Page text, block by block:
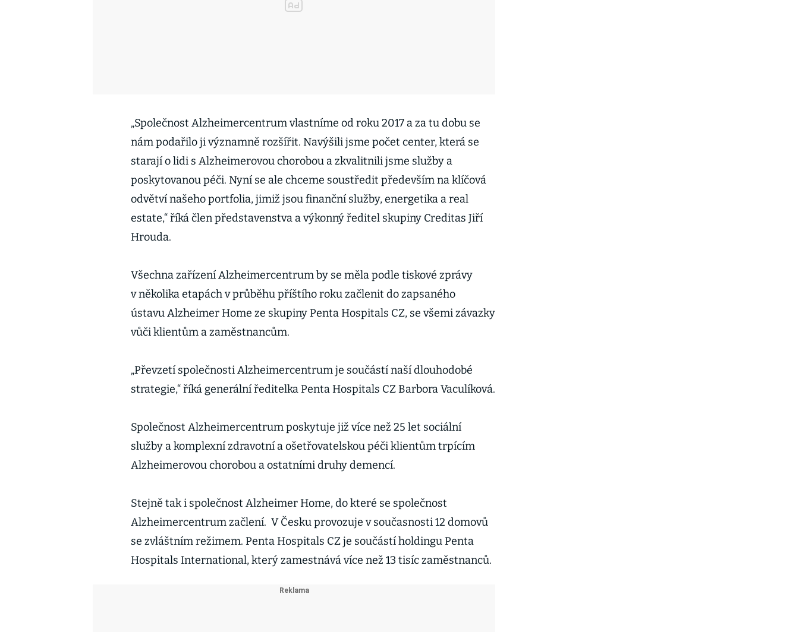
„Společnost Alzheimercentrum vlastníme od roku 2017 a za tu dobu se
nám podařilo ji významně rozšířit. Navýšili jsme počet center, která se
starají o lidi s Alzheimerovou chorobou a zkvalitnili jsme služby a
poskytovanou péči. Nyní se ale chceme soustředit především na klíčová
odvětví našeho portfolia, jimiž jsou finanční služby, energetika a real
estate,“ říká člen představenstva a výkonný ředitel skupiny Creditas Jiří
Hrouda.
Všechna zařízení Alzheimercentrum by se měla podle tiskové zprávy
v několika etapách v průběhu příštího roku začlenit do zapsaného
ústavu Alzheimer Home ze skupiny Penta Hospitals CZ, se všemi závazky
vůči klientům a zaměstnancům.
„Převzetí společnosti Alzheimercentrum je součástí naší dlouhodobé
strategie,“ říká generální ředitelka Penta Hospitals CZ Barbora Vaculíková.
Společnost Alzheimercentrum poskytuje již více než 25 let sociální
služby a komplexní zdravotní a ošetřovatelskou péči klientům trpícím
Alzheimerovou chorobou a ostatními druhy demencí.
Stejně tak i společnost Alzheimer Home, do které se společnost
Alzheimercentrum začlení. V Česku provozuje v současnosti 12 domovů
se zvláštním režimem. Penta Hospitals CZ je součástí holdingu Penta
Hospitals International, který zamestnává více než 13 tisíc zaměstnanců.